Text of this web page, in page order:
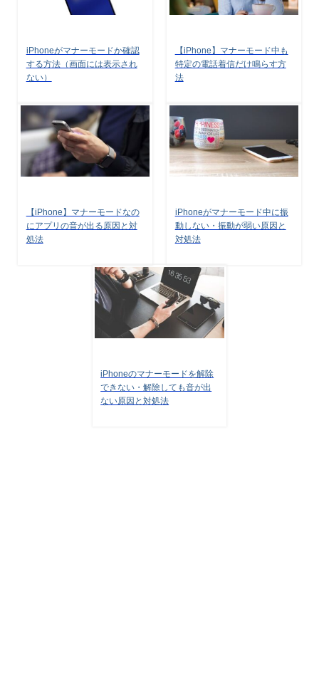
iPhoneがマナーモードか確認
する方法（画面には表示され
ない）
【iPhone】マナーモード中も
特定の電話着信だけ鳴らす方
法
【iPhone】マナーモードなの
にアプリの音が出る原因と対
処法
iPhoneがマナーモード中に振
動しない・振動が弱い原因と
対処法
iPhoneのマナーモードを解除
できない・解除しても音が出
ない原因と対処法